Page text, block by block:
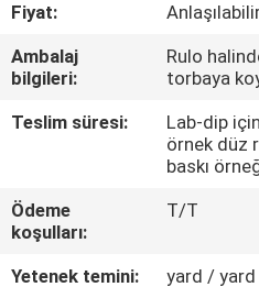
BIZIMLE
ILETIŞIME
GEÇIN
VAKALAR
Fiyat:
Ambalaj
bilgileri:
Rulo
torbaya
Teslim süresi:
Lab-dip
örnek düz
baskı
Ödeme
koşulları:
T/T
Yetenek temini:
yard / yard